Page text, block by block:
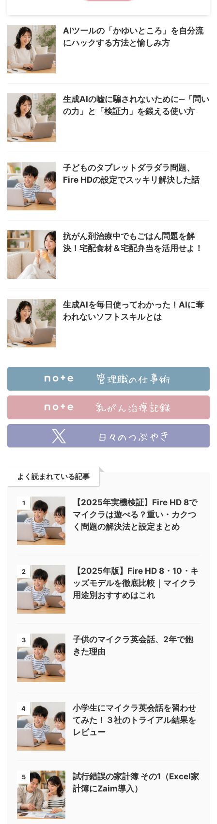
AIツールの「かゆいところ」を自分流
にハックする方法と愉しみ方
生成AIの嘘に騙されないために─「問い
の力」と「検証力」を鍛える使い方
子どものタブレットダラダラ問題、
Fire HDの設定でスッキリ解決した話
抗がん剤治療中でもごはん問題を解
決！宅配食材＆宅配弁当を活用せよ！
生成AIを毎日使ってわかった！AIに奪
われないソフトスキルとは
よく読まれている記事
1
【2025年実機検証】Fire HD 8で
マイクラは遊べる？重い・カクつ
く問題の解決法と設定まとめ
2
【2025年版】Fire HD 8・10・キ
ッズモデルを徹底比較｜マイクラ
用途別おすすめはこれ
3
子供のマイクラ英会話、2年で飽
きた理由
4
小学生にマイクラ英会話を習わせ
てみた！３社のトライアル結果を
レビュー
5
試行錯誤の家計簿 その1（Excel家
計簿にZaim導入）